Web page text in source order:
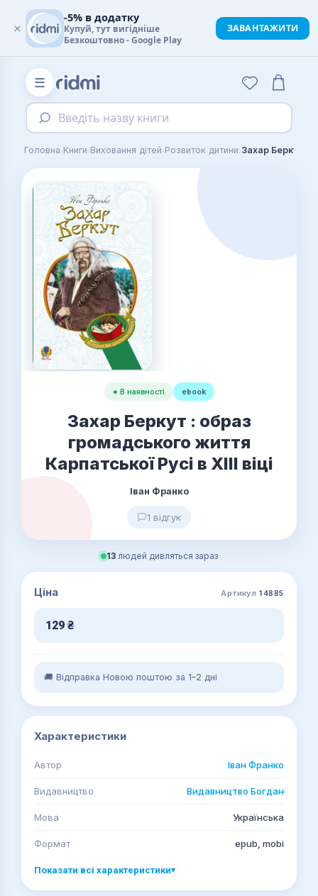
☰
Введіть назву книги
Головна›Книги›Виховання дітей›Розвиток дитини›
● В наявності ebook
Захар Беркут : образ
громадського життя
Карпатської Русі в XIII віці
Іван Франко
1 відгук
13людей дивляться зараз
Ціна Артикул 14885
129 ₴
🚚 Відправка Новою поштою за 1–2 дні
Характеристики
Автор Іван Франко
Видавництво Видавництво Богдан
Мова Українська
Формат epub, mobi
Показати всі характеристики▾
×
-5% в додатку
Купуй, тут вигідніше
Безкоштовно - Google Play
ЗАВАНТАЖИТИ